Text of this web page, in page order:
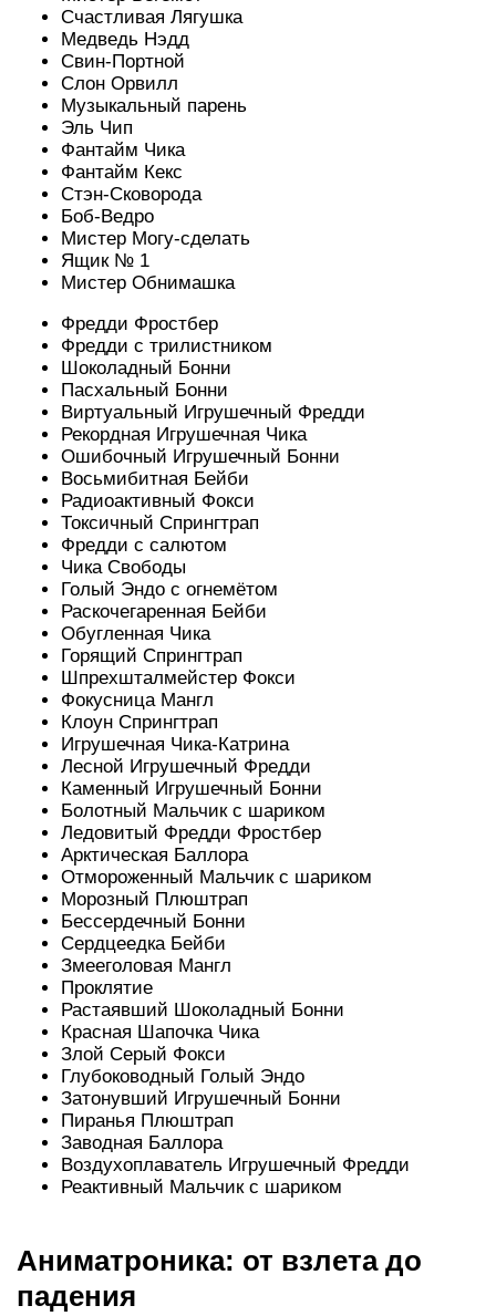
Счастливая Лягушка
Медведь Нэдд
Свин-Портной
Слон Орвилл
Музыкальный парень
Эль Чип
Фантайм Чика
Фантайм Кекс
Стэн-Сковорода
Боб-Ведро
Мистер Могу-сделать
Ящик № 1
Мистер Обнимашка
Фредди Фростбер
Фредди с трилистником
Шоколадный Бонни
Пасхальный Бонни
Виртуальный Игрушечный Фредди
Рекордная Игрушечная Чика
Ошибочный Игрушечный Бонни
Восьмибитная Бейби
Радиоактивный Фокси
Токсичный Спрингтрап
Фредди с салютом
Чика Свободы
Голый Эндо с огнемётом
Раскочегаренная Бейби
Обугленная Чика
Горящий Спрингтрап
Шпрехшталмейстер Фокси
Фокусница Мангл
Клоун Спрингтрап
Игрушечная Чика-Катрина
Лесной Игрушечный Фредди
Каменный Игрушечный Бонни
Болотный Мальчик с шариком
Ледовитый Фредди Фростбер
Арктическая Баллора
Отмороженный Мальчик с шариком
Морозный Плюштрап
Бессердечный Бонни
Cердцеедка Бейби
Змееголовая Мангл
Проклятие
Растаявший Шоколадный Бонни
Красная Шапочка Чика
Злой Серый Фокси
Глубоководный Голый Эндо
Затонувший Игрушечный Бонни
Пиранья Плюштрап
Заводная Баллора
Воздухоплаватель Игрушечный Фредди
Реактивный Мальчик с шариком
Аниматроника: от взлета до
падения